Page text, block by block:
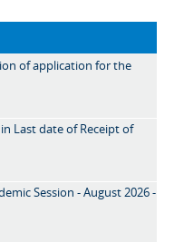
of application for the
Last date of Receipt of
Session - August 2026 -